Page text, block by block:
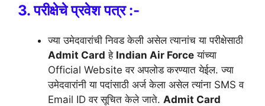
3. परीक्षेचे प्रवेश पत्र :-
ज्या उमेदवारांची निवड केली असेल त्यानांच या परीक्षेसाठी
Admit Card हे Indian Air Force यांच्या
Official Website वर अपलोड करण्यात येईल. ज्या
उमेदवारांनी या पदांसाठी अर्ज केला असेल त्यांना SMS व
Email ID वर सूचित केले जाते. Admit Card